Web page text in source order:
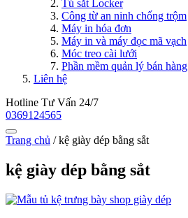
Tủ sắt Locker
Công từ an ninh chống trộm
Máy in hóa đơn
Máy in và máy đọc mã vạch
Móc treo cài lưới
Phần mềm quản lý bán hàng
Liên hệ
Hotline Tư Vấn 24/7
0369124565
Trang chủ /kệ giày dép bằng sắt
kệ giày dép bằng sắt